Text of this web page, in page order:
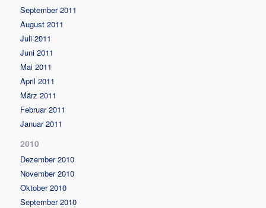
September 2011
August 2011
Juli 2011
Juni 2011
Mai 2011
April 2011
März 2011
Februar 2011
Januar 2011
2010
Dezember 2010
November 2010
Oktober 2010
September 2010